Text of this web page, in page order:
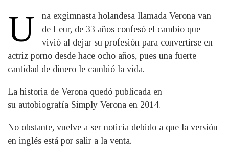
U
na exgimnasta holandesa llamada Verona van
de Leur, de 33 años confesó el cambio que
vivió al dejar su profesión para convertirse en
actriz porno desde hace ocho años, pues una fuerte
cantidad de dinero le cambió la vida.
La historia de Verona quedó publicada en
su autobiografía Simply Verona en 2014.
No obstante, vuelve a ser noticia debido a que la versión
en inglés está por salir a la venta.